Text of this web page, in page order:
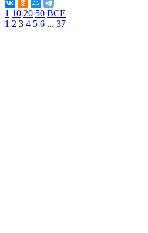
1 10 20 50 ВСЕ
1 2 3 4 5 6 ... 37